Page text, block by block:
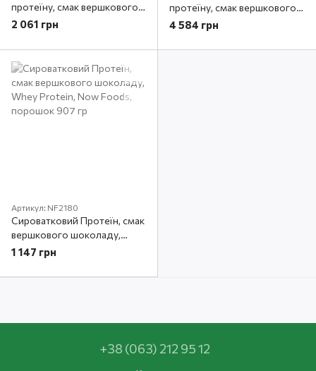
протеїну, смак вершкового
шоколаду, Whey Protein
816 гр
2 061 грн
протеїну, смак вершкового
шоколаду, Whey Protein
2268 гр
4 584 грн
Артикул: NF2180
Сироватковий Протеїн, смак
вершкового шоколаду,
Whey Protein, Now Foods,
1 147 грн
+38 (063) 212 95 12